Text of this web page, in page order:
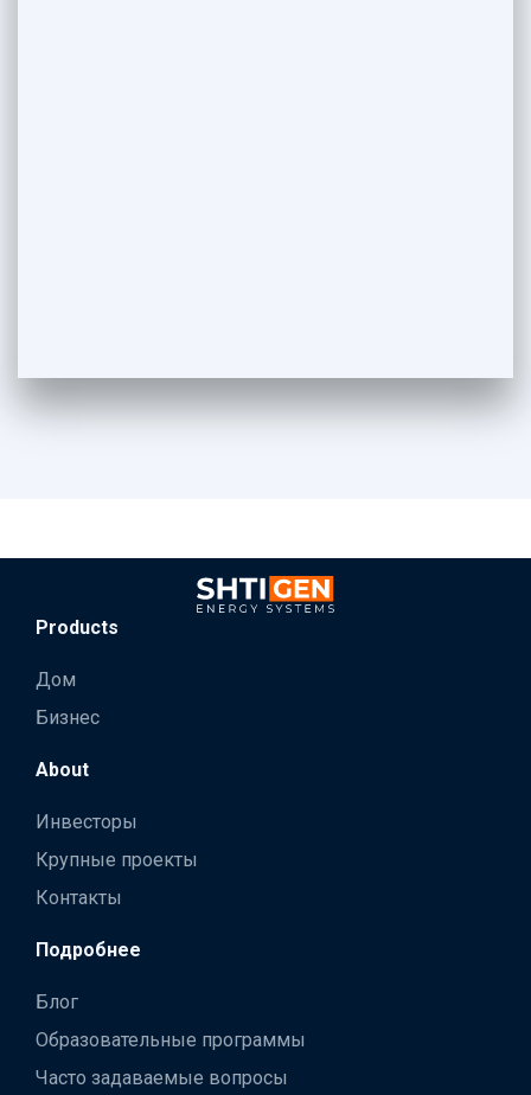
Products
Дом
Бизнес
About
Инвесторы
Крупные проекты
Контакты
Подробнее
Блог
Образовательные программы
Часто задаваемые вопросы